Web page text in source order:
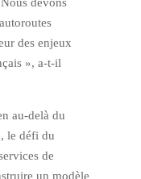
devons
des enjeux
», a-t-il
au-delà du
le défi du
de
un modèle